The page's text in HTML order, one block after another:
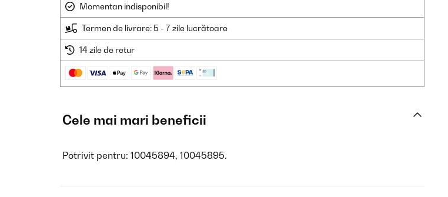
Momentan indisponibil!
Termen de livrare: 5 - 7 zile lucrătoare
14 zile de retur
Cele mai mari beneficii
Potrivit pentru: 10045894, 10045895.